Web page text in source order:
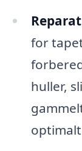
for
huller,